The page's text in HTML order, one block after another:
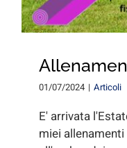
01/07/2024 | Articoli
E' arrivata
miei